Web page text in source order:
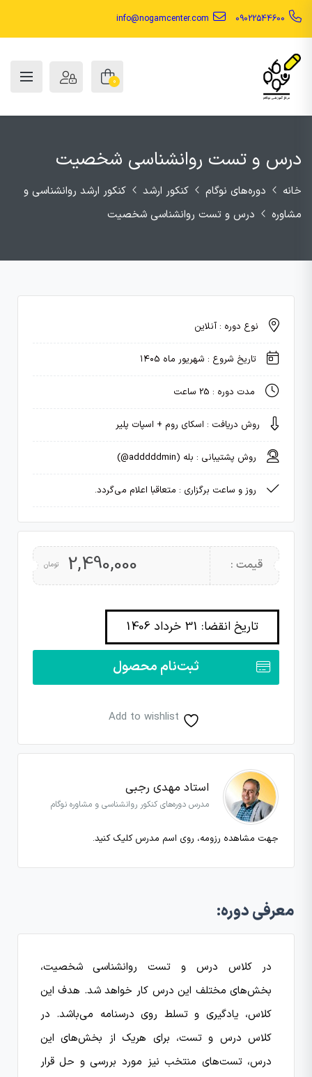
09022544600
info@nogamcenter.com
0
درس و تست روانشناسی شخصیت
خانه دوره‌های نوگام کنکور ارشد
کنکور ارشد روانشناسی و
مشاوره
درس و تست روانشناسی شخصیت
نوع دوره : آنلاین
تاریخ شروع : شهریور ماه ۱۴۰5
مدت دوره : 25 ساعت
روش دریافت : اسکای روم + اسپات پلیر
روش پشتیبانی : بله (adddddmin@)
روز و ساعت برگزاری : متعاقبا اعلام می‌گردد.
قیمت : 2,490,000 تومان
تاریخ انقضا: 31 خرداد 1406
ثبت‌نام محصول
Add to wishlist
استاد مهدی رجبی
مدرس دوره‌های کنکور روانشناسی و مشاوره نوگام
جهت مشاهده رزومه، روی اسم مدرس کلیک کنید.
معرفی دوره:
در کلاس درس و تست روانشناسی شخصیت،
بخش‌های مختلف این درس کار خواهد شد. هدف این
کلاس، یادگیری و تسلط روی درسنامه می‌باشد. در
کلاس درس و تست، برای هریک از بخش‌های این
درس، تست‌های منتخب نیز مورد بررسی و حل قرار